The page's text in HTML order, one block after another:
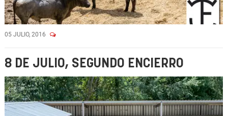
05 JULIO, 2016
8 DE JULIO, SEGUNDO ENCIERRO